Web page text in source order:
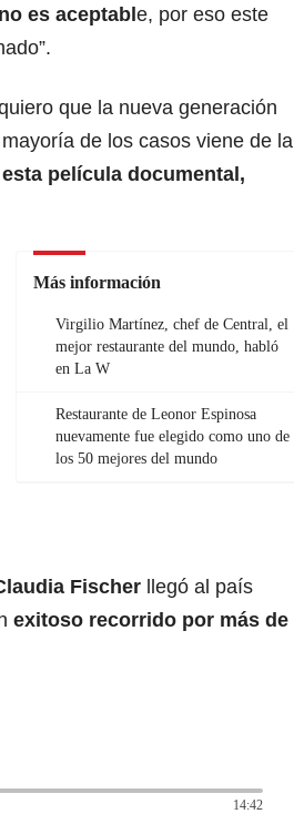
es aceptabl e, por eso este
que la nueva generación
de los casos viene de la
película documental,
Más información
Virgilio Martínez, chef de Central, el
mejor restaurante del mundo, habló
en La W
Restaurante de Leonor Espinosa
nuevamente fue elegido como uno de
los 50 mejores del mundo
Fischer
llegó al país
exitoso recorrido por más de
14:42